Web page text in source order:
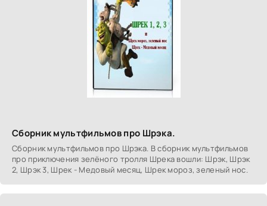
Сборник мультфильмов про Шрэка.
Сборник мультфильмов про Шрэка. В сборник мультфильмов
про приключения зелёного тролля Шрека вошли: Шрэк, Шрэк
2, Шрэк 3, Шрек - Медовый месяц, Шрек мороз, зеленый нос.